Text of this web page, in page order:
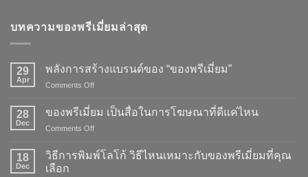
บทความของพรีเมี่ยมล่าสุด
29
Apr
พลังการสร้างแบรนด์ของ “ของพรีเมี่ยม”
Comments Offon
“ของ
28
Dec
ของพรีเมี่ยม เป็นสื่อในการโฆษณาที่ดีแค่ไหน
Comments Offon
พรี
18
Dec
วิธีการพิมพ์โลโก้ วิธีไหนเหมาะกับของพรีเมี่ยมที่คุณ
เลือก